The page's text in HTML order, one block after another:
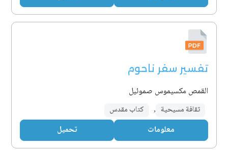
تفسير سفر ناحوم
القمص مكسيموس صموئيل
ثقافة مسيحية , كتاب مقدس
معلومات تحميل